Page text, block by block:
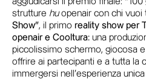
strutture huopenair con chi vuoi
Show”, il primo reality show per
openair e Cooltura: una
piccolissimo schermo, giocosa
offrire ai partecipanti e a tutta la
immergersi nell'esperienza